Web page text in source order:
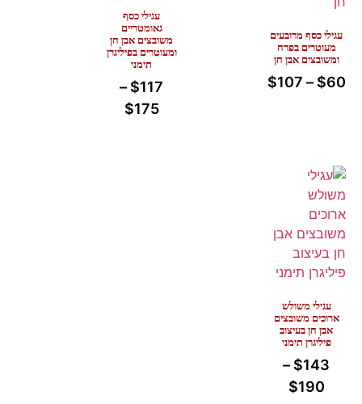
עגילי כסף מרובעים
מעוטרים בפרח
ומשובצים אבן חן
$60
–
$107
עגילי כסף
גאומטריים
משובצים אבן חן
ומעוטרים בפיליגרן
תימני
$117
–
$175
עגילי משולש
ארוכים משובצים
אבן חן בעיצוב
פיליגרן תימני
$143
–
$190